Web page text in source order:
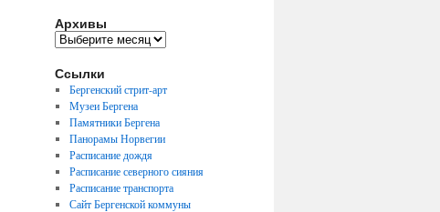
Архивы
Архивы
Ссылки
Бергенский стрит-арт
Музеи Бергена
Памятники Бергена
Панорамы Норвегии
Расписание дождя
Расписание северного сияния
Расписание транспорта
Сайт Бергенской коммуны